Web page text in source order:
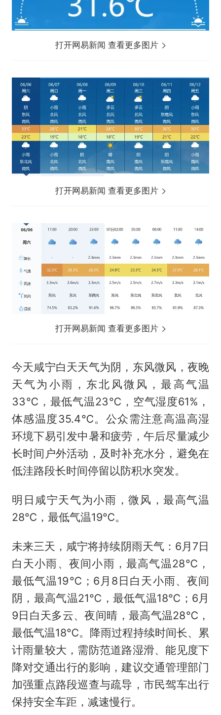
打开网易新闻 查看更多图片
打开网易新闻 查看更多图片
打开网易新闻 查看更多图片
今天咸宁白天天气为阴，东风微风，夜晚
天气为小雨，东北风微风，最高气温
33℃，最低气温23℃，空气湿度61%，
体感温度35.4℃。公众需注意高温高湿
环境下易引发中暑和疲劳，午后尽量减少
长时间户外活动，及时补充水分，避免在
低洼路段长时间停留以防积水突发。
明日咸宁天气为小雨，微风，最高气温
28℃，最低气温19℃。
未来三天，咸宁将持续阴雨天气：6月7日
白天小雨、夜间小雨，最高气温28℃，
最低气温19℃；6月8日白天小雨、夜间
阴，最高气温21℃，最低气温18℃；6月
9日白天多云、夜间晴，最高气温28℃，
最低气温18℃。降雨过程持续时间长、累
计雨量较大，需防范道路湿滑、能见度下
降对交通出行的影响，建议交通管理部门
加强重点路段巡查与疏导，市民驾车出行
保持安全车距，减速慢行。